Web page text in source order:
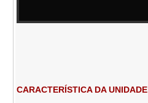
CARACTERÍSTICA DA UNIDADE